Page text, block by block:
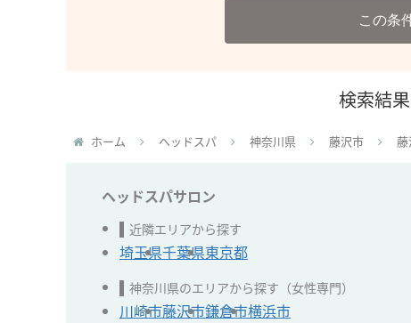
この条
検索結果
ホーム ヘッドスパ 神奈川県 藤沢市
ヘッドスパサロン
近隣エリアから探す
埼玉県千葉県東京都
神奈川県のエリアから探す（女性専門）
川崎市藤沢市鎌倉市横浜市